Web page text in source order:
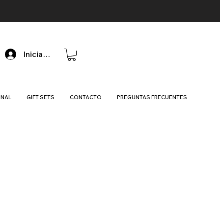
Iniciar sesión
GIFT SETS CONTACTO PREGUNTAS FRECUENTES